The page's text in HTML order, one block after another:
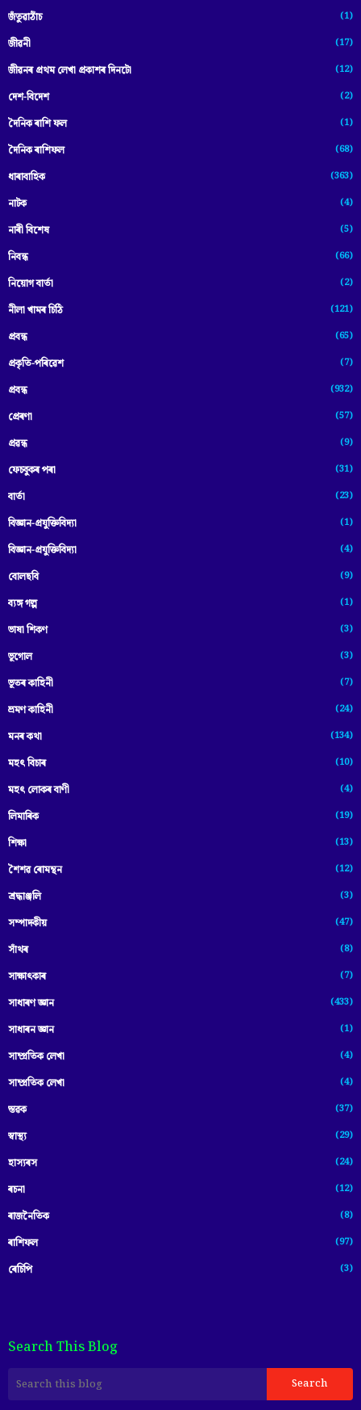
জঁতুৱাঠাঁচ (1)
জীৱনী (17)
জীৱনৰ প্ৰথম লেখা প্ৰকাশৰ দিনটো (12)
দেশ-বিদেশ (2)
দৈনিক ৰাশি ফল (1)
দৈনিক ৰাশিফল (68)
ধাৰাবাহিক (363)
নাটক (4)
নাৰী বিশেষ (5)
নিবন্ধ (66)
নিয়োগ বাৰ্তা (2)
নীলা খামৰ চিঠি (121)
প্রবন্ধ (65)
প্ৰকৃতি-পৰিৱেশ (7)
প্ৰবন্ধ (932)
প্ৰেৰণা (57)
প্ৰৱন্ধ (9)
ফেচবুকৰ পৰা (31)
বাৰ্তা (23)
বিজ্ঞান-প্রযুক্তিবিদ্যা (1)
বিজ্ঞান-প্ৰযুক্তিবিদ্যা (4)
বোলছবি (9)
ব্যঙ্গ গল্প (1)
ভাষা শিকণ (3)
ভূগোল (3)
ভূতৰ কাহিনী (7)
ভ্ৰমণ কাহিনী (24)
মনৰ কথা (134)
মহৎ বিচাৰ (10)
মহৎ লোকৰ বাণী (4)
লিমাৰিক (19)
শিক্ষা (13)
শৈশৱ ৰোমন্থন (12)
শ্ৰদ্ধাঞ্জলি (3)
সম্পাদকীয় (47)
সাঁথৰ (8)
সাক্ষাৎকাৰ (7)
সাধাৰণ জ্ঞান (433)
সাধাৰন জ্ঞান (1)
সাম্প্রতিক লেখা (4)
সাম্প্ৰতিক লেখা (4)
স্তৱক (37)
স্বাস্থ্য (29)
হাস্যৰস (24)
ৰচনা (12)
ৰাজনৈতিক (8)
ৰাশিফল (97)
ৰেচিপি (3)
Search This Blog